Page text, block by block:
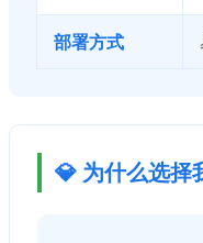
部署方式
💎 为什么选择